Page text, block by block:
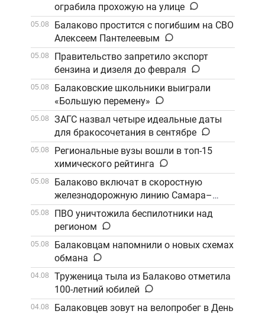
ограбила прохожую на улице
05.08
Балаково простится с погибшим на СВО
Алексеем Пантелеевым
05.08
Правительство запретило экспорт
бензина и дизеля до февраля
05.08
Балаковские школьники выиграли
«Большую перемену»
05.08
ЗАГС назвал четыре идеальные даты
для бракосочетания в сентябре
05.08
Региональные вузы вошли в топ-15
химического рейтинга
05.08
Балаково включат в скоростную
железнодорожную линию Самара–
Саратов
05.08
ПВО уничтожила беспилотники над
регионом
05.08
Балаковцам напомнили о новых схемах
обмана
04.08
Труженица тыла из Балаково отметила
100-летний юбилей
04.08
Балаковцев зовут на велопробег в День